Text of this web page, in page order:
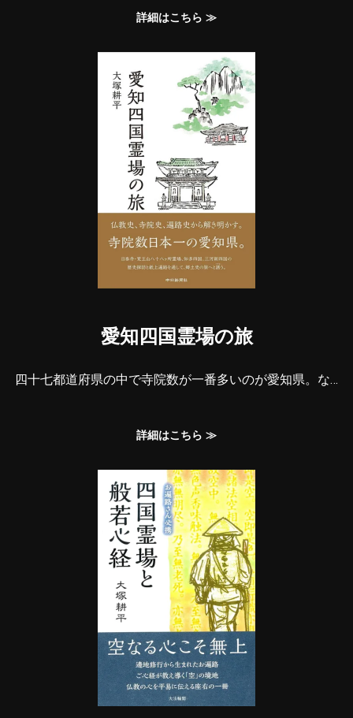
詳細はこちら ≫
愛知四国霊場の旅
四十七都道府県の中で寺院数が一番多いのが愛知県。な…
詳細はこちら ≫